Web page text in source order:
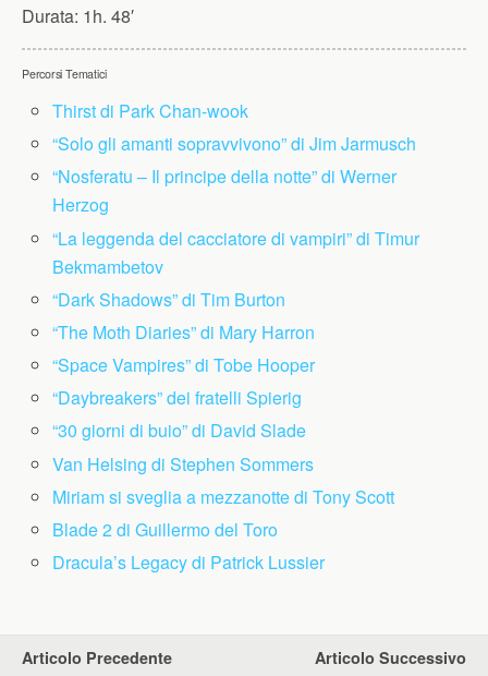
Durata: 1h. 48′
Percorsi Tematici
Thirst di Park Chan-wook
“Solo gli amanti sopravvivono” di Jim Jarmusch
“Nosferatu – Il principe della notte” di Werner
Herzog
“La leggenda del cacciatore di vampiri” di Timur
Bekmambetov
“Dark Shadows” di Tim Burton
“The Moth Diaries” di Mary Harron
“Space Vampires” di Tobe Hooper
“Daybreakers” dei fratelli Spierig
“30 giorni di buio” di David Slade
Van Helsing di Stephen Sommers
Miriam si sveglia a mezzanotte di Tony Scott
Blade 2 di Guillermo del Toro
Dracula’s Legacy di Patrick Lussier
Articolo Precedente Articolo Successivo